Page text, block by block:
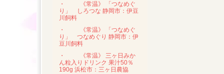
・
《常温》 「つなめぐ
り」 しろつな 静岡市：伊豆
川飼料
・
《常温》 「つなめぐ
り」 つなめぐり 静岡市：伊
豆川飼料
・
《常温》 三ヶ日みか
ん粒入りドリンク 果汁50％
190g 浜松市：三ヶ日農協